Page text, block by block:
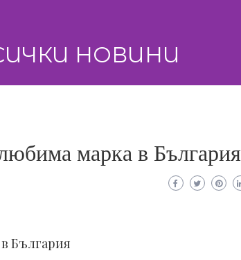
НОВИНИ
марка в България
България